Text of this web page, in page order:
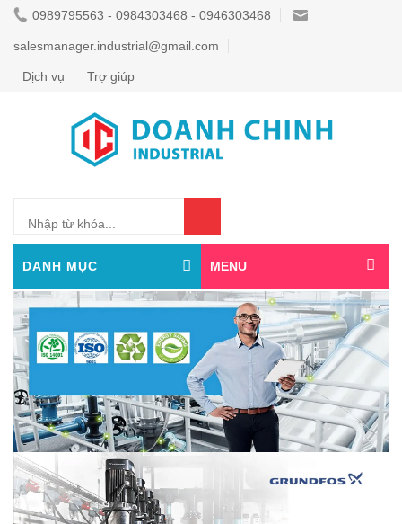
0989795563 - 0984303468 - 0946303468
salesmanager.industrial@gmail.com
Dịch vụ Trợ giúp
DANH MỤC MENU